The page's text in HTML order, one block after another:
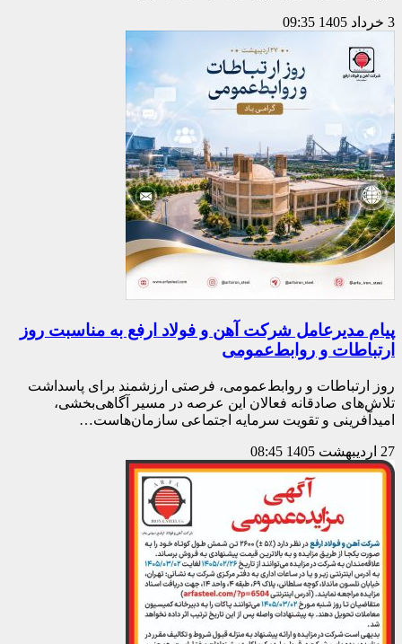
3 خرداد 1405 09:35
پیام مدیرعامل شرکت آهن و فولاد ارفع به مناسبت روز
ارتباطات و روابط‌عمومی
روز ارتباطات و روابط‌عمومی، فرصتی ارزشمند برای پاسداشت
تلاش‌های صادقانه فعالان این عرصه در مسیر آگاهی‌بخشی،
امیدآفرینی و تقویت سرمایه اجتماعی سازمان‌هاست…
27 اردیبهشت 1405 08:45